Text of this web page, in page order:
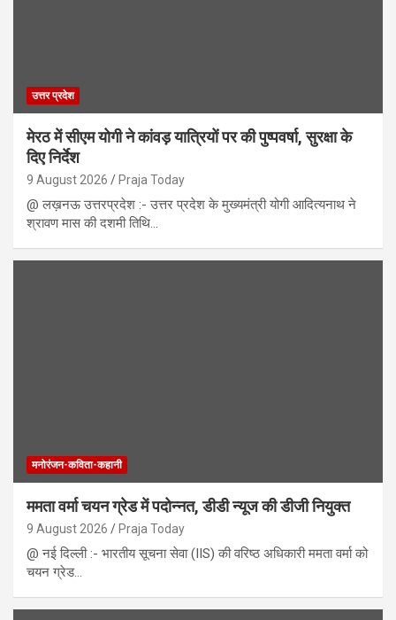
उत्तर प्रदेश
मेरठ में सीएम योगी ने कांवड़ यात्रियों पर की पुष्पवर्षा, सुरक्षा के
दिए निर्देश
9 August 2026 Praja Today
@ लख़नऊ उत्तरप्रदेश :- उत्तर प्रदेश के मुख्यमंत्री योगी आदित्यनाथ ने
श्रावण मास की दशमी तिथि…
मनोरंजन-कविता-कहानी
ममता वर्मा चयन ग्रेड में पदोन्नत, डीडी न्यूज की डीजी नियुक्त
9 August 2026 Praja Today
@ नई दिल्ली :- भारतीय सूचना सेवा (IIS) की वरिष्ठ अधिकारी ममता वर्मा को
चयन ग्रेड…